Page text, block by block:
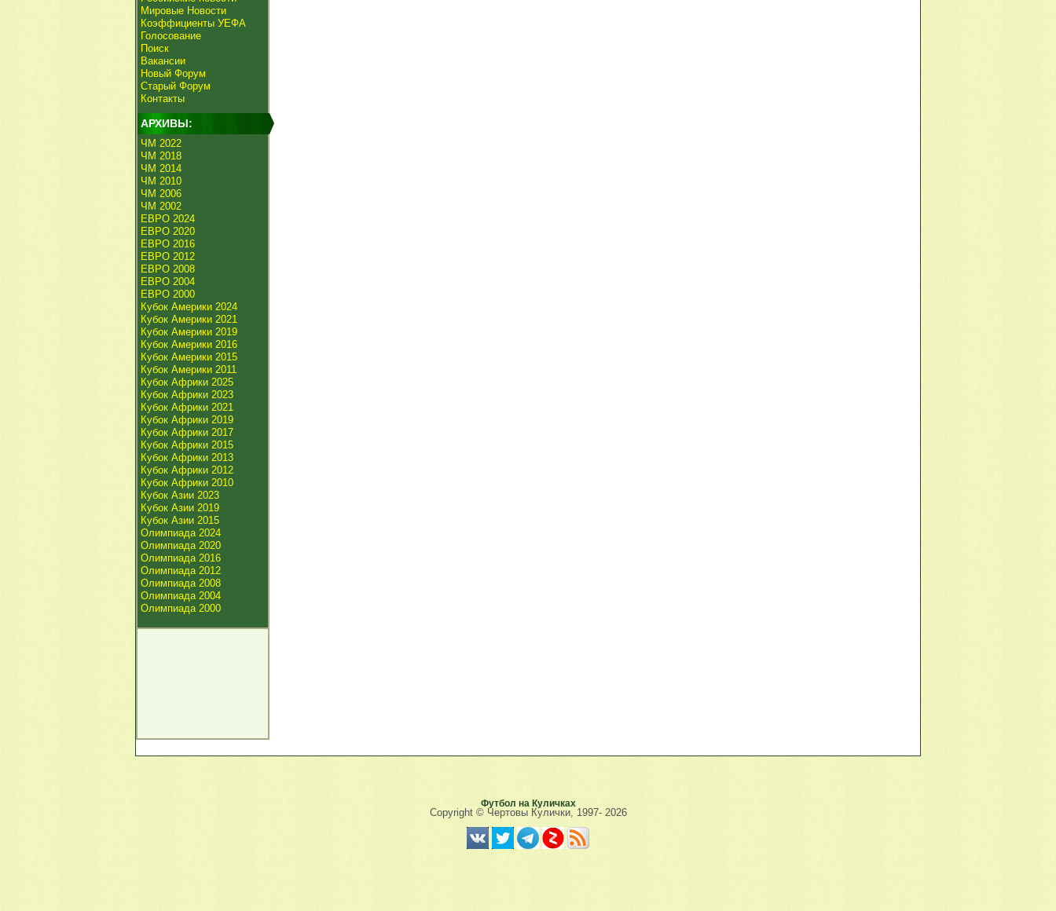
Мировые Новости
Коэффициенты УЕФА
Голосование
Поиск
Вакансии
Новый Форум
Старый Форум
Контакты
АРХИВЫ:
ЧМ 2022
ЧМ 2018
ЧМ 2014
ЧМ 2010
ЧМ 2006
ЧМ 2002
ЕВРО 2024
ЕВРО 2020
ЕВРО 2016
ЕВРО 2012
ЕВРО 2008
ЕВРО 2004
ЕВРО 2000
Кубок Америки 2024
Кубок Америки 2021
Кубок Америки 2019
Кубок Америки 2016
Кубок Америки 2015
Кубок Америки 2011
Кубок Африки 2025
Кубок Африки 2023
Кубок Африки 2021
Кубок Африки 2019
Кубок Африки 2017
Кубок Африки 2015
Кубок Африки 2013
Кубок Африки 2012
Кубок Африки 2010
Кубок Азии 2023
Кубок Азии 2019
Кубок Азии 2015
Олимпиада 2024
Олимпиада 2020
Олимпиада 2016
Олимпиада 2012
Олимпиада 2008
Олимпиада 2004
Олимпиада 2000
Футбол на Куличках
Copyright © Чертовы Кулички, 1997- 2026